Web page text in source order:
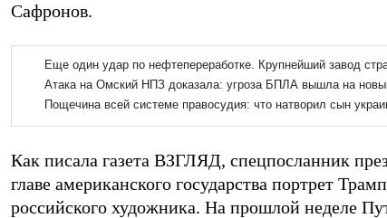
Сафронов.
Как писала газета ВЗГЛЯД, спецпосланник
главе американского государства портрет
российского художника. На прошлой неделе